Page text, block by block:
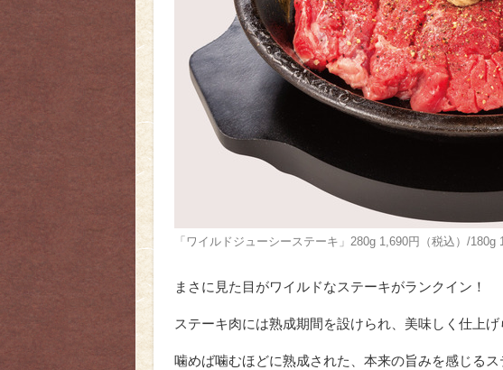
「ワイルドジューシーステーキ」280g 1,690円（税込）/180g
まさに見た目がワイルドなステーキがランクイン！
ステーキ肉には熟成期間を設けられ、美味しく仕上げ
噛めば噛むほどに熟成された、本来の旨みを感じるス